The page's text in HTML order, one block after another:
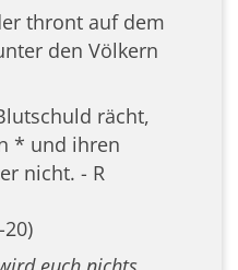
thront auf dem
den Völkern
rächt,
* und ihren
nicht. - R